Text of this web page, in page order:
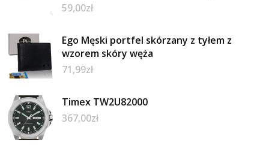
59,00zł
Ego Męski portfel skórzany z tyłem z
wzorem skóry węża
71,99zł
Timex TW2U82000
367,00zł